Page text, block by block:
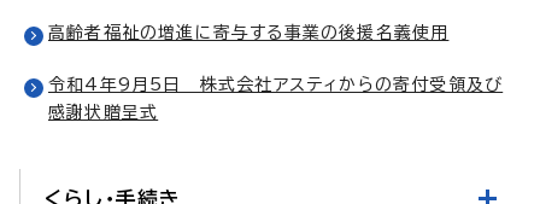
高齢者福祉の増進に寄与する事業の後援名義使用
令和4年9月5日 株式会社アスティからの寄付受領及び
感謝状贈呈式
くらし・手続き